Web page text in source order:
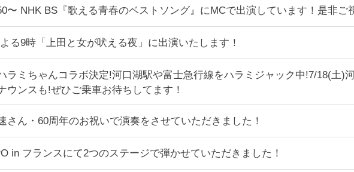
〜 NHK BS『歌える青春のベストソング』にMCで出演しています！是非ご
る9時「上田と女が吠える夜」に出演いたします！
ラミちゃんコラボ決定!河口湖駅や富士急行線をハラミジャック中!7/18(土)
ウンスも!ぜひご乗車お待ちしてます！
さん・60周年のお祝いで演奏をさせていただきました！
in フランスにて2つのステージで弾かせていただきました！